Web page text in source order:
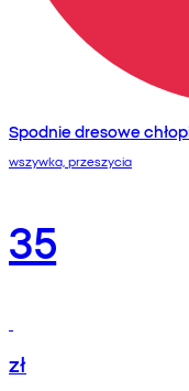
Spodnie dresowe
wszywka, przeszycia
35
zł